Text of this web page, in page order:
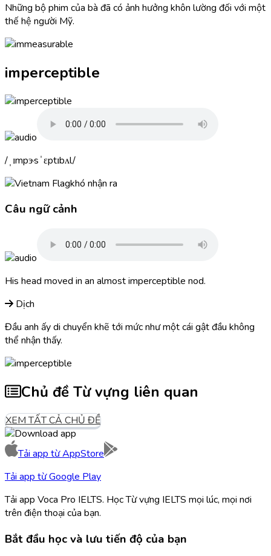
Những bộ phim của bà đã có ảnh hưởng khôn lường đối với một
thế hệ người Mỹ.
imperceptible
ˌɪmpɝsˈɛptɪbʌl
khó nhận ra
Câu ngữ cảnh
His head moved in an almostimperceptible nod.
Dịch
Đầu anh ấy di chuyển khẽ tới mức như một cái gật đầu không
thể nhận thấy.
Chủ đề Từ vựng liên quan
XEM TẤT CẢ CHỦ ĐỀ
Tải app từAppStore
Tải app từGoogle Play
Tải app Voca Pro IELTS. Học Từ vựng IELTS mọi lúc, mọi nơi
trên điện thoại của bạn.
Bắt đầu học và lưu tiến độ của bạn